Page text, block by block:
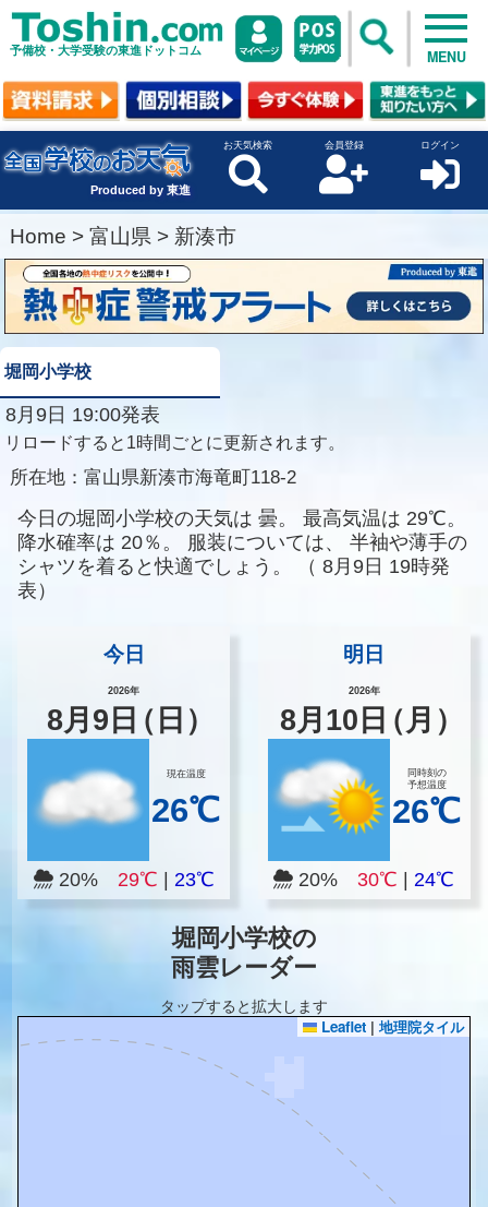
予備校・大学受験の東進ドットコム MENU
Produced by 東進
お天気検索 会員登録 ログイン
Home > 富山県 > 新湊市
堀岡小学校
8月9日 19:00発表
リロードすると1時間ごとに更新されます。
所在地： 富山県新湊市海竜町118-2
今日の堀岡小学校の天気は 曇。 最高気温は 29℃。
降水確率は 20％。 服装については、
半袖や薄手の
シャツを着ると快適でしょう。
（ 8月9日 19時発
表）
今日
2026年
8月 9 日（日）
現在温度
26℃
20% 29℃ 23℃
明日
2026年
8月 10 日（月）
同時刻の
予想温度
26℃
20% 30℃ |24℃
堀岡小学校の
雨雲レーダー
タップすると拡大します
Leaflet | 地理院タイル